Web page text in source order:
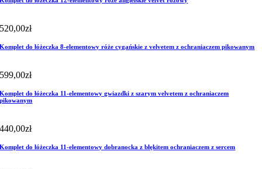
520,00zł
Komplet do łóżeczka 8-elementowy róże cygańskie z velvetem z ochraniaczem pikowanym
599,00zł
Komplet do łóżeczka 11-elementowy gwiazdki z szarym velvetem z ochraniaczem
pikowanym
440,00zł
Komplet do łóżeczka 11-elementowy dobranocka z błękitem ochraniaczem z sercem